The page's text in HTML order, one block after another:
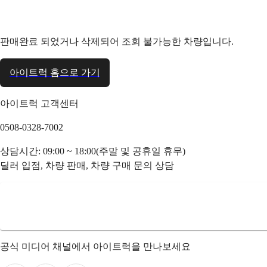
판매완료 되었거나 삭제되어 조회 불가능한 차량입니다.
아이트럭 홈으로 가기
아이트럭 고객센터
0508-0328-7002
상담시간: 09:00 ~ 18:00(주말 및 공휴일 휴무)
딜러 입점, 차량 판매, 차량 구매 문의 상담
공식 미디어 채널에서 아이트럭을 만나보세요